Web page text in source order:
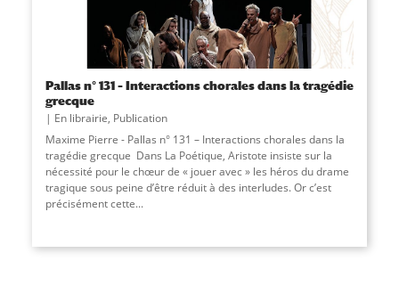
Pallas n° 131 – Interactions chorales dans la tragédie
grecque
En librairie, Publication
Maxime Pierre - Pallas n° 131 – Interactions chorales dans la
tragédie grecque Dans La Poétique, Aristote insiste sur la
nécessité pour le chœur de « jouer avec » les héros du drame
tragique sous peine d’être réduit à des interludes. Or c’est
précisément cette...